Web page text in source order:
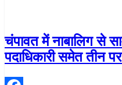
चंपावत में नाबालिग से
पदाधिकारी समेत तीन